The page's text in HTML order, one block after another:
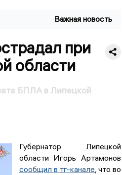
Важная новость
при
области
БПЛА в Липецкой
Губернатор Липецкой
области Игорь Артамонов
сообщил в тг-канале, что во